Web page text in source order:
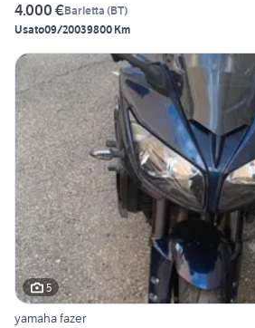
4.000 €Barletta (BT)
Usato09/20039800 Km
5
yamaha fazer